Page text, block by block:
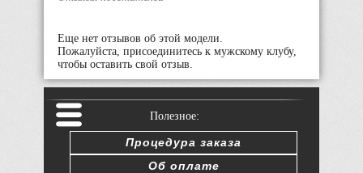
Еще нет отзывов об этой модели.
Пожалуйста, присоединитесь к мужскому клубу,
чтобы оставить свой отзыв.
Полезное:
Процедура заказа
Об оплате